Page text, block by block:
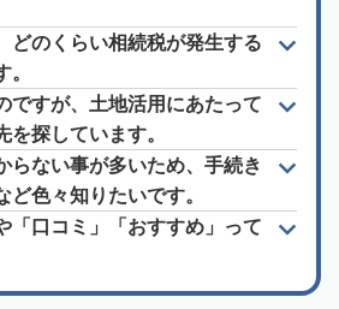
どのくらい相続税が発生する
ですが、土地活用にあたって
を探しています。
らない事が多いため、手続き
ど色々知りたいです。
「口コミ」「おすすめ」って